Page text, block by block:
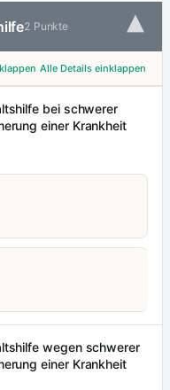
2 Punkte ▾
Alle Details einklappen
bei schwerer
einer Krankheit
wegen schwerer
einer Krankheit